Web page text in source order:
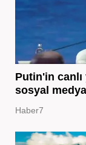
Putin'in
sosyal
Haber7